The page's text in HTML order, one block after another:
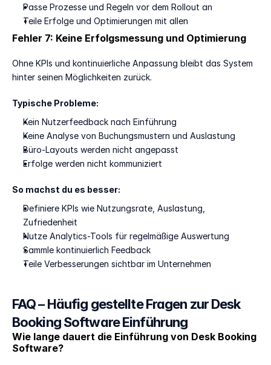
Passe Prozesse und Regeln vor dem Rollout an
Teile Erfolge und Optimierungen mit allen
Fehler 7: Keine Erfolgsmessung und Optimierung
Ohne KPIs und kontinuierliche Anpassung bleibt das System
hinter seinen Möglichkeiten zurück.
Typische Probleme:
Kein Nutzerfeedback nach Einführung
Keine Analyse von Buchungsmustern und Auslastung
Büro-Layouts werden nicht angepasst
Erfolge werden nicht kommuniziert
So machst du es besser:
Definiere KPIs wie Nutzungsrate, Auslastung,
Zufriedenheit
Nutze Analytics-Tools für regelmäßige Auswertung
Sammle kontinuierlich Feedback
Teile Verbesserungen sichtbar im Unternehmen
FAQ – Häufig gestellte Fragen zur Desk
Booking Software Einführung
Wie lange dauert die Einführung von Desk Booking
Software?